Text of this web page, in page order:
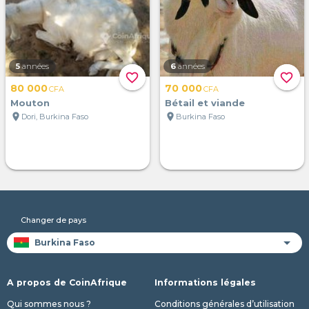
favorite_border
5 années
80 000CFA
Mouton
location_on Dori, Burkina Faso
favorite_border
6 années
70 000CFA
Bétail et viande
location_on Burkina Faso
Changer de pays
A propos de CoinAfrique
Qui sommes nous ?
Informations légales
Conditions générales d’utilisation